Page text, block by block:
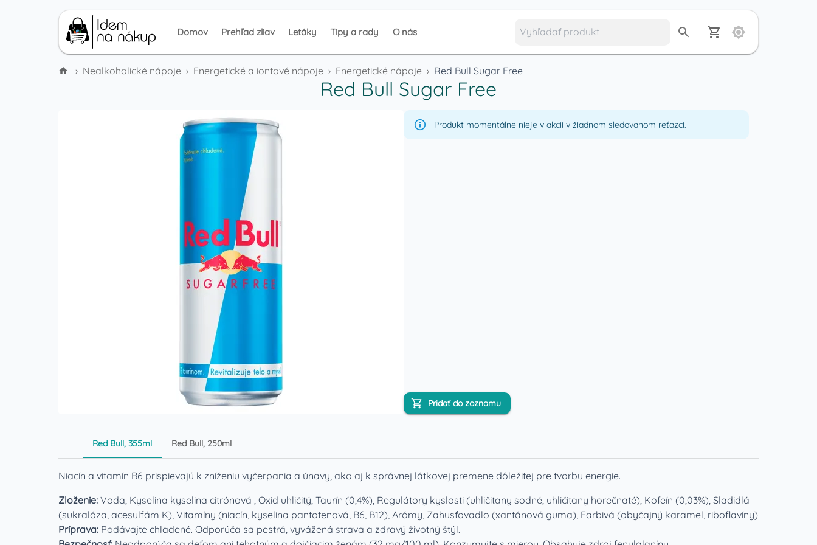
Domov Prehľad zliav Letáky Tipy a rady O nás
› Nealkoholické nápoje › Energetické a iontové nápoje › Energetické nápoje › Red Bull Sugar Free
Red Bull Sugar Free
Produkt momentálne nieje v akcii v žiadnom sledovanom reťazci.
Pridať do zoznamu
Red Bull, 355ml Red Bull, 250ml
Niacín a vitamín B6 prispievajú k zníženiu vyčerpania a únavy, ako aj k správnej látkovej premene dôležitej pre tvorbu energie.
Zloženie: Voda, Kyselina kyselina citrónová , Oxid uhličitý, Taurín (0,4%), Regulátory kyslosti (uhličitany sodné, uhličitany horečnaté), Kofeín (0,03%), Sladidlá
(sukralóza, acesulfám K), Vitamíny (niacín, kyselina pantotenová, B6, B12), Arómy, Zahusťovadlo (xantánová guma), Farbivá (obyčajný karamel, riboflavíny)
Príprava: Podávajte chladené. Odporúča sa pestrá, vyvážená strava a zdravý životný štýl.